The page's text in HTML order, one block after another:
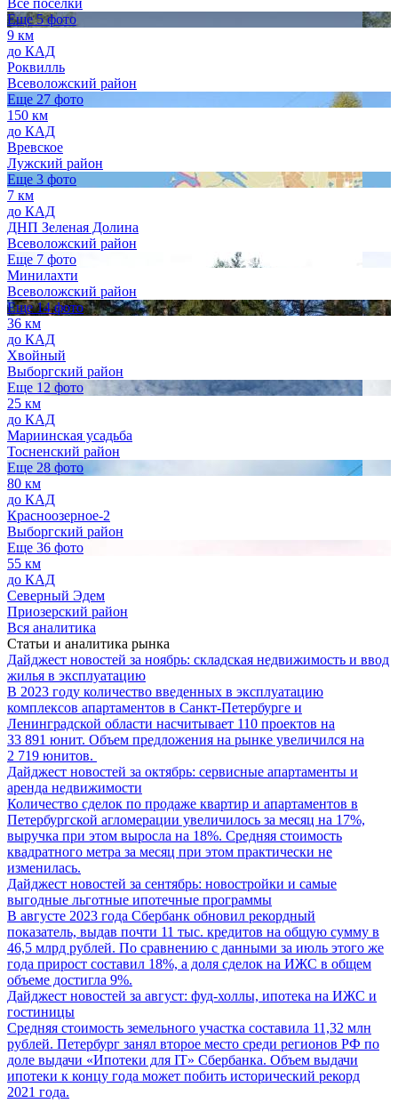
Еще 5 фото
9 км
до КАД
Роквилль
Всеволожский район
Еще 27 фото
150 км
до КАД
Вревское
Лужский район
Еще 3 фото
7 км
до КАД
ДНП Зеленая Долина
Всеволожский район
Еще 7 фото
Минилахти
Всеволожский район
Еще 14 фото
36 км
до КАД
Хвойный
Выборгский район
Еще 12 фото
25 км
до КАД
Мариинская усадьба
Тосненский район
Еще 28 фото
80 км
до КАД
Красноозерное-2
Выборгский район
Еще 36 фото
55 км
до КАД
Северный Эдем
Приозерский район
Вся аналитика
Статьи и аналитика рынка
Дайджест новостей за ноябрь: складская недвижимость и ввод
жилья в эксплуатацию
В 2023 году количество введенных в эксплуатацию
комплексов апартаментов в Санкт-Петербурге и
Ленинградской области насчитывает 110 проектов на
33 891 юнит. Объем предложения на рынке увеличился на
2 719 юнитов.
Дайджест новостей за октябрь: сервисные апартаменты и
аренда недвижимости
Количество сделок по продаже квартир и апартаментов в
Петербургской агломерации увеличилось за месяц на 17%,
выручка при этом выросла на 18%. Средняя стоимость
квадратного метра за месяц при этом практически не
изменилась.
Дайджест новостей за сентябрь: новостройки и самые
выгодные льготные ипотечные программы
В августе 2023 года Сбербанк обновил рекордный
показатель, выдав почти 11 тыс. кредитов на общую сумму в
46,5 млрд рублей. По сравнению с данными за июль этого же
года прирост составил 18%, а доля сделок на ИЖС в общем
объеме достигла 9%.
Дайджест новостей за август: фуд-холлы, ипотека на ИЖС и
гостиницы
Средняя стоимость земельного участка составила 11,32 млн
рублей. Петербург занял второе место среди регионов РФ по
доле выдачи «Ипотеки для IT» Сбербанка. Объем выдачи
ипотеки к концу года может побить исторический рекорд
2021 года.